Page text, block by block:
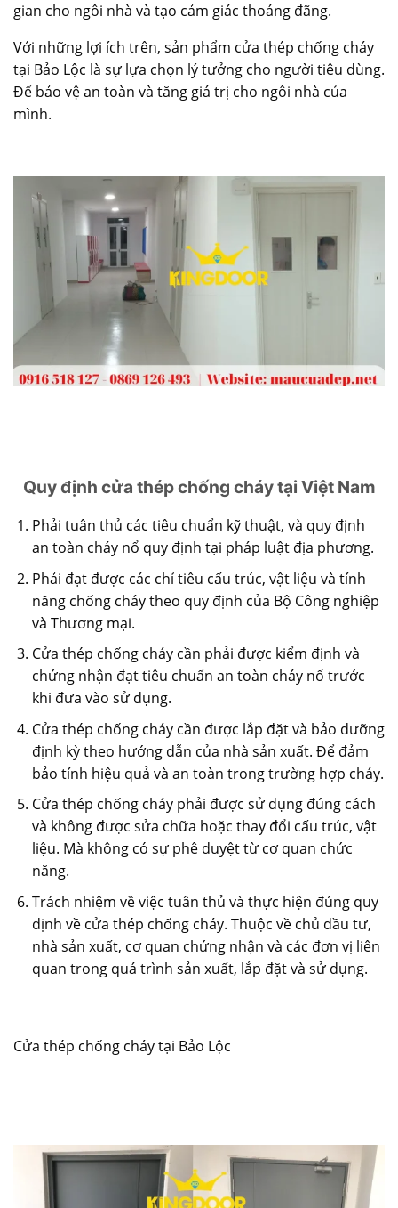
gian cho ngôi nhà và tạo cảm giác thoáng đãng.
Với những lợi ích trên, sản phẩm cửa thép chống cháy
tại Bảo Lộc là sự lựa chọn lý tưởng cho người tiêu dùng.
Để bảo vệ an toàn và tăng giá trị cho ngôi nhà của
mình.
Quy định cửa thép chống cháy tại Việt Nam
Phải tuân thủ các tiêu chuẩn kỹ thuật, và quy định
an toàn cháy nổ quy định tại pháp luật địa phương.
Phải đạt được các chỉ tiêu cấu trúc, vật liệu và tính
năng chống cháy theo quy định của Bộ Công nghiệp
và Thương mại.
Cửa thép chống cháycần phải được kiểm định và
chứng nhận đạt tiêu chuẩn an toàn cháy nổ trước
khi đưa vào sử dụng.
Cửa thép chống cháy cần được lắp đặt và bảo dưỡng
định kỳ theo hướng dẫn của nhà sản xuất. Để đảm
bảo tính hiệu quả và an toàn trong trường hợp cháy.
Cửa thép chống cháy phải được sử dụng đúng cách
và không được sửa chữa hoặc thay đổi cấu trúc, vật
liệu. Mà không có sự phê duyệt từ cơ quan chức
năng.
Trách nhiệm về việc tuân thủ và thực hiện đúng quy
định về cửa thép chống cháy. Thuộc về chủ đầu tư,
nhà sản xuất, cơ quan chứng nhận và các đơn vị liên
quan trong quá trình sản xuất, lắp đặt và sử dụng.
Cửa thép chống cháy tại Bảo Lộc